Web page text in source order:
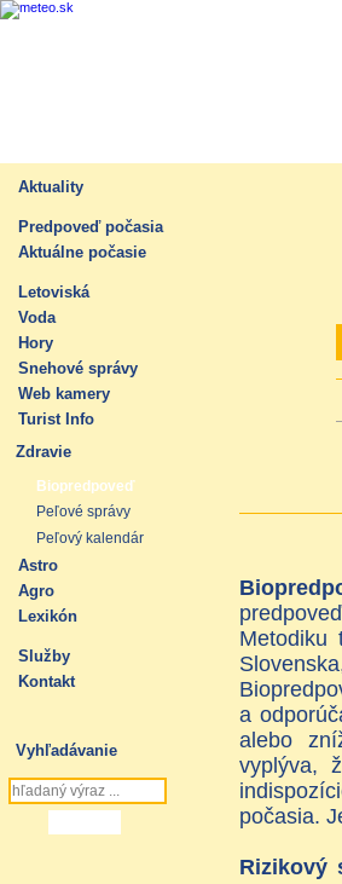
Aktuality
Predpoveď počasia
Aktuálne počasie
Letoviská
Voda
Hory
Snehové správy
Web kamery
Turist Info
Zdravie
Biopredpoveď
Peľové správy
Peľový kalendár
Astro
Agro
Lexikón
Služby
Kontakt
Vyhľadávanie
Metodiku
a
alebo
vyplýva,
počasia.
Rizikový